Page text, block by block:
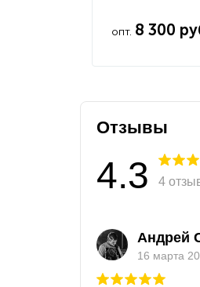
опт. 8 300
Отзывы
4.3 4
Андрей
16 марта